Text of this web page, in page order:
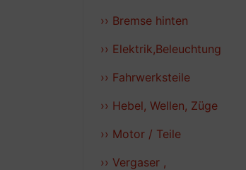
›› Bremse hinten
›› Elektrik,Beleuchtung
›› Fahrwerksteile
›› Hebel, Wellen, Züge
›› Motor / Teile
›› Vergaser ,